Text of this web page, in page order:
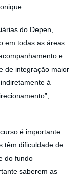
do Depen,
em todas as áreas
e
de integração maior
à
é importante
têm dificuldade de
do fundo
saberem as